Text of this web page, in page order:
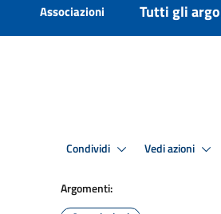
Associazioni Tutti gli
Condividi Vedi azioni
Argomenti: